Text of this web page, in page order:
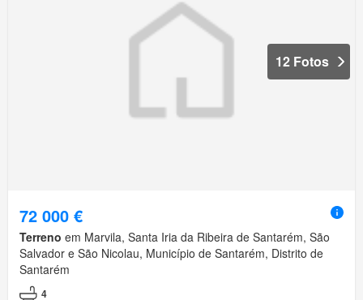
12 Fotos
72 000 €
Terreno em Marvila, Santa Iria da Ribeira de Santarém, São
Salvador e São Nicolau, Município de Santarém, Distrito de
Santarém
4